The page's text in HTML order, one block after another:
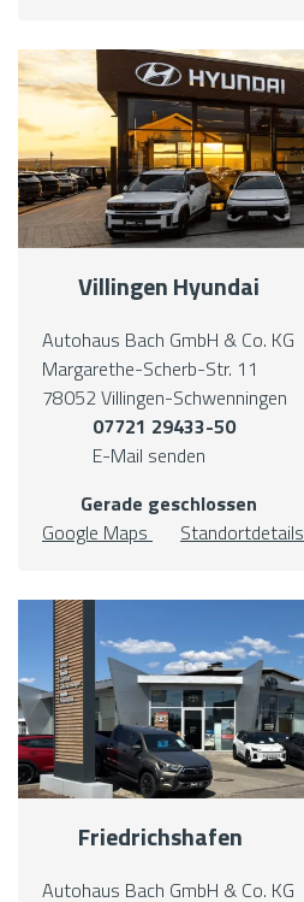
Villingen Hyundai
Autohaus Bach GmbH & Co. KG
Margarethe-Scherb-Str. 11
78052 Villingen-Schwenningen
07721 29433-50
E-Mail senden
Gerade geschlossen
Google Maps
Standortdetails
Friedrichshafen
Autohaus Bach GmbH & Co. KG